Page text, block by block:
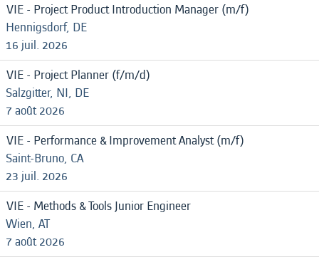
VIE - Project Product Introduction Manager (m/f)
Hennigsdorf, DE
16 juil. 2026
VIE - Project Planner (f/m/d)
Salzgitter, NI, DE
7 août 2026
VIE - Performance & Improvement Analyst (m/f)
Saint-Bruno, CA
23 juil. 2026
VIE - Methods & Tools Junior Engineer
Wien, AT
7 août 2026